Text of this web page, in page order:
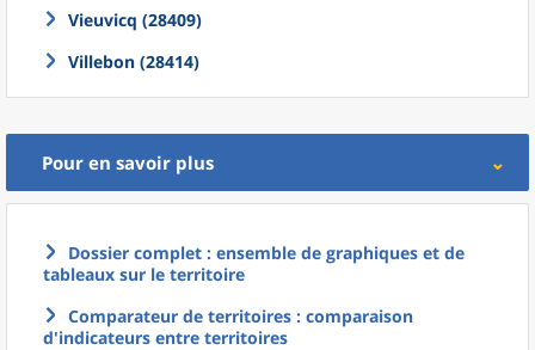
Vieuvicq (28409)
Villebon (28414)
Pour en savoir plus
Dossier complet : ensemble de graphiques et de
tableaux sur le territoire
Comparateur de territoires : comparaison
d'indicateurs entre territoires